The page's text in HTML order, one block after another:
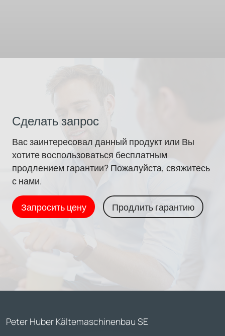
Сделать запрос
Вас заинтересовал данный продукт или Вы
хотите воспользоваться бесплатным
продлением гарантии? Пожалуйста, свяжитесь
с нами.
Запросить цену Продлить гарантию
Peter Huber Kältemaschinenbau SE